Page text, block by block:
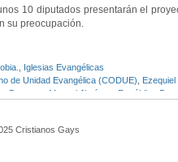
10 diputados presentarán el
su preocupación.
Iglesias Evangélicas
de Unidad Evangélica (CODUE)
Ezequiel
Brewster Manuel Jiménez República
Cristianos Gays